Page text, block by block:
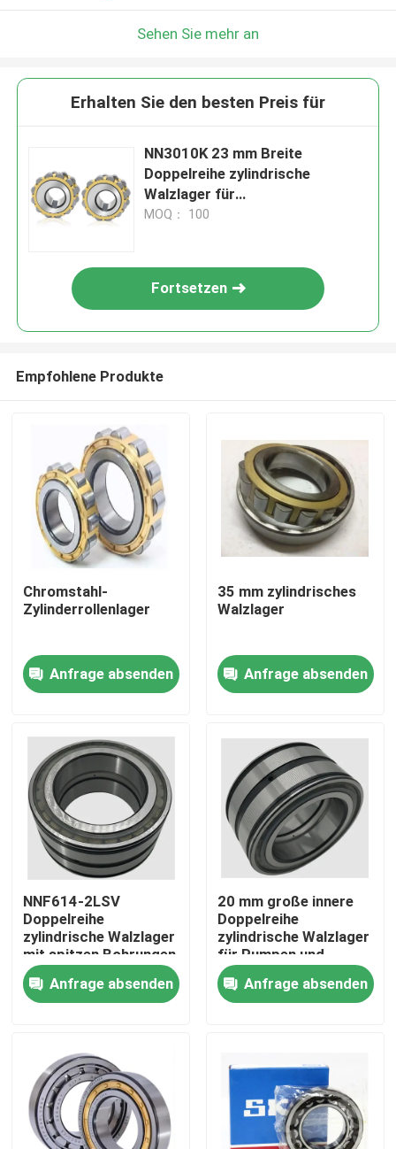
Produkte
Über uns
Werksbesichtigung
Qualitätskontrolle
Neuigkeiten
Rechtssachen
Zylinderrollenlager
Selbstübereinstimmende Rollenlager
Sehen Sie mehr an
Erhalten Sie den besten Preis für
NN3010K 23 mm Breite
Doppelreihe zylindrische
Walzlager für
Materialverarbeitungsmaschinen
MOQ： 100
Fortsetzen
Empfohlene Produkte
Chromstahl-
Zylinderrollenlager
Anfrage absenden
35 mm zylindrisches
Walzlager
Anfrage absenden
NNF614-2LSV
Doppelreihe
zylindrische Walzlager
mit spitzen Bohrungen
für
Lebensmittelverarbeitungsmaschinen
Anfrage absenden
20 mm große innere
Doppelreihe
zylindrische Walzlager
für Pumpen und
Kompressoren
Anfrage absenden